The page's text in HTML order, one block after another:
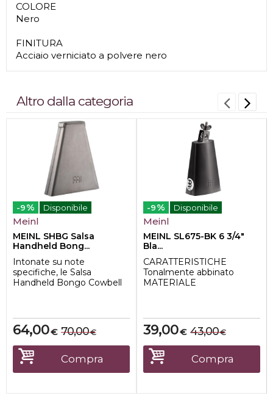
COLORE
Nero
FINITURA
Acciaio verniciato a polvere nero
Altro dalla categoria
-9% Disponibile
Meinl
MEINL SHBG Salsa
Handheld Bong...
Intonate su note
specifiche, le Salsa
Handheld Bongo Cowbell
€
64,00 €
70,00
Compra
-9% Disponibile
Meinl
MEINL SL675-BK 6 3/4"
Bla...
CARATTERISTICHE
Tonalmente abbinato
MATERIALE
€
39,00 €
43,00
Compra